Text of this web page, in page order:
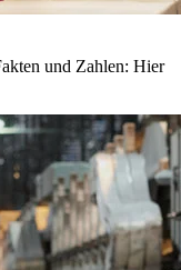
und Zahlen: Hier